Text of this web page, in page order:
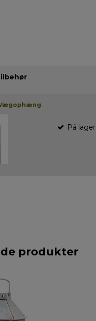
På lager
produkter